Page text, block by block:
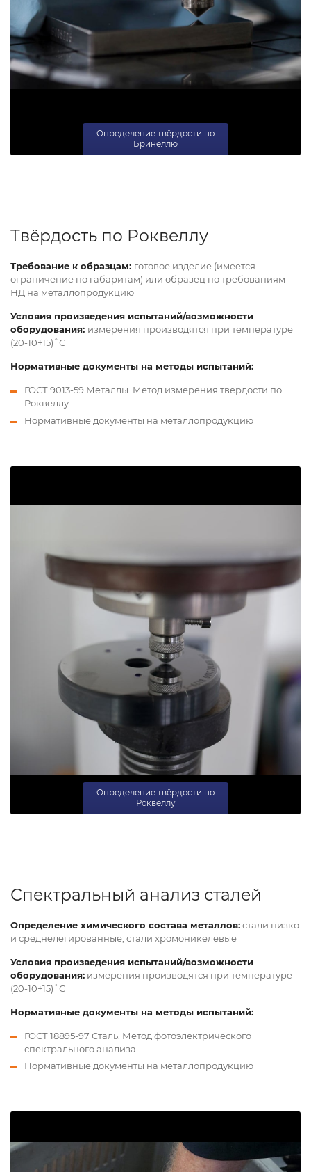
Определение твёрдости по
Бринеллю
Твёрдость по Роквеллу
Требование к образцам: готовое изделие (имеется
ограничение по габаритам) или образец по требованиям
НД на металлопродукцию
Условия произведения испытаний/возможности
оборудования: измерения производятся при температуре
(20-10+15)˚С
Нормативные документы на методы испытаний:
ГОСТ 9013-59 Металлы. Метод измерения твердости по
Роквеллу
Нормативные документы на металлопродукцию
Определение твёрдости по
Роквеллу
Спектральный анализ сталей
Определение химического состава металлов:стали низко
и среднелегированные, стали хромоникелевые
Условия произведения испытаний/возможности
оборудования: измерения производятся при температуре
(20-10+15)˚С
Нормативные документы на методы испытаний:
ГОСТ 18895-97 Сталь. Метод фотоэлектрического
спектрального анализа
Нормативные документы на металлопродукцию